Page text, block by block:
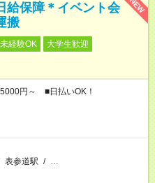
NEW
給保障＊イベント会
搬
経験OK
大学生歓迎
円～ ■日払いOK！
表参道駅 / …